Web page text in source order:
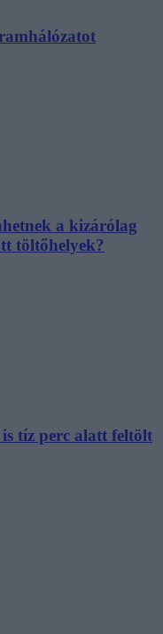
a kizárólag
töltőhelyek?
tíz perc alatt feltölt